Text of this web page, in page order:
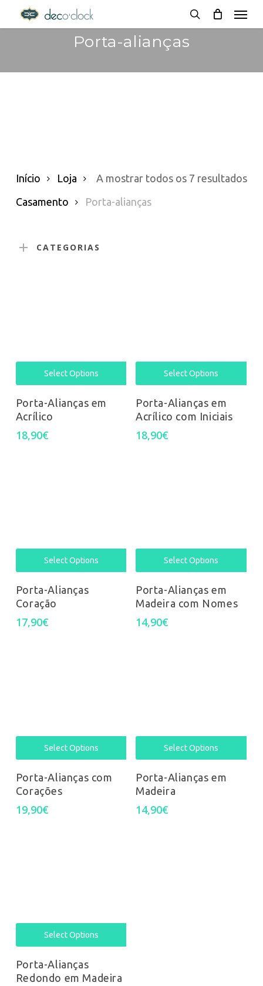
decoclock.pt
search
Menu
Porta-alianças
A mostrar todos os 7 resultados
Início
Loja
Casamento
Porta-alianças
CATEGORIAS
Select Options
Porta-Alianças em
Acrílico
18,90€
Select Options
Porta-Alianças em
Acrílico com Iniciais
18,90€
Select Options
Porta-Alianças
Coração
17,90€
Select Options
Porta-Alianças em
Madeira com Nomes
14,90€
Select Options
Porta-Alianças com
Corações
19,90€
Select Options
Porta-Alianças em
Madeira
14,90€
Select Options
Porta-Alianças
Redondo em Madeira